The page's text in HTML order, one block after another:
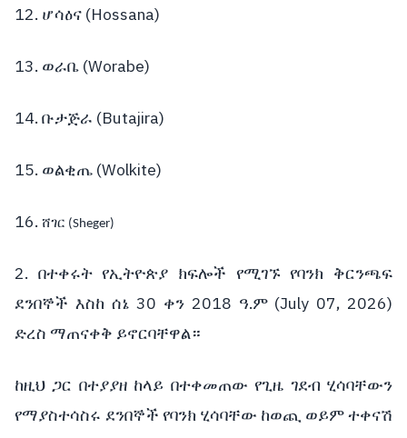
12. ሆሳዕና (Hossana)
13. ወራቤ (Worabe)
14. ቡታጅራ (Butajira)
15. ወልቂጤ (Wolkite)
16. ሸገር (Sheger)
2. በተቀሩት የኢትዮጵያ ክፍሎች የሚገኙ የባንክ
ቅርንጫፍ
ደንበኞች እስከ ሰኔ 30 ቀን 2018 ዓ.ም(July 07, 2026)
ድረስ ማጠናቀቅ ይኖርባቸዋል።
ከዚህ ጋር በተያያዘ ከላይ በተቀመጠው የጊዜ ገደብ ሂሳባቸውን
የማያስተሳስሩ ደንበኞች የባንክ ሂሳባቸው ከወጪ ወይም ተቀናሽ